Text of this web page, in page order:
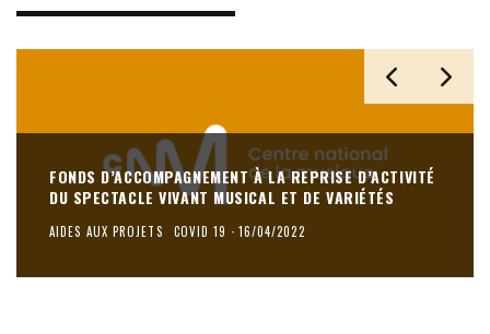
FONDS D’ACCOMPAGNEMENT À LA REPRISE D’ACTIVITÉ
DU SPECTACLE VIVANT MUSICAL ET DE VARIÉTÉS
AIDES AUX PROJETS COVID 19 · 16/04/2022